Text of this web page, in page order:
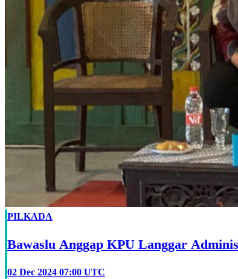
PILKADA
Bawaslu Anggap KPU Langgar
02 Dec 2024 07:00 UTC